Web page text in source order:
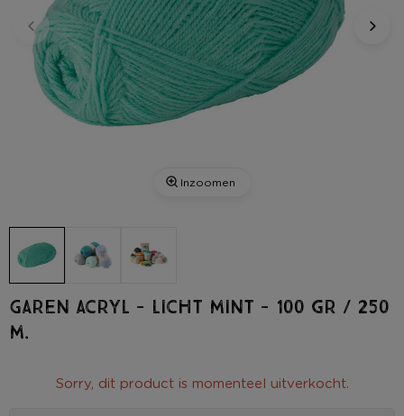
Inzoomen
Garen acryl - licht mint - 100 gr / 250
m.
Sorry, dit product is momenteel uitverkocht.